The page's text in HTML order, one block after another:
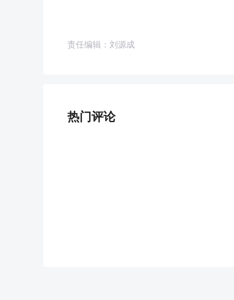
责任编辑：刘源成
热门评论